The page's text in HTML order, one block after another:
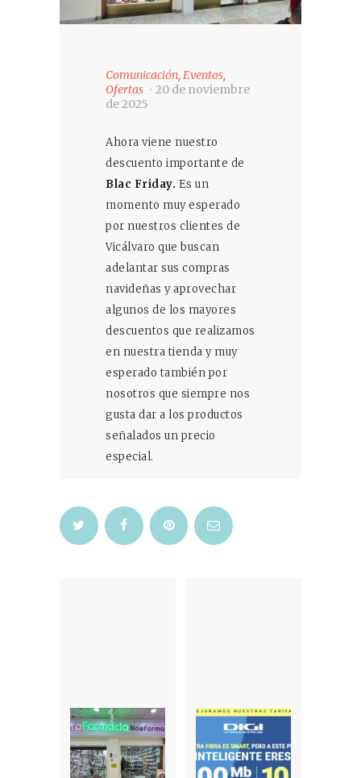
Comunicación,Eventos,
Ofertas
20 de noviembre
de 2025
Ahora viene nuestro
descuento importante de
Blac Friday. Es un
momento muy esperado
por nuestros clientes de
Vicálvaro que buscan
adelantar sus compras
navideñas y aprovechar
algunos de los mayores
descuentos que realizamos
en nuestra tienda y muy
esperado también por
nosotros que siempre nos
gusta dar a los productos
señalados un precio
especial.
Previous
Next